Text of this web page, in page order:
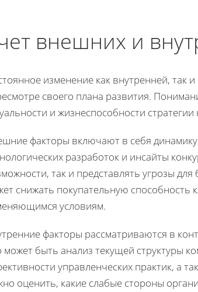
внешних и
изменение как внутренней, так
своего плана развития.
и жизнеспособности
факторы включают в себя
разработок и инсайты
так и представлять угрозы
снижать покупательную способность
условиям.
факторы рассматриваются в
может быть анализ текущей структуры
управленческих практик, а
оценить, какие слабые стороны